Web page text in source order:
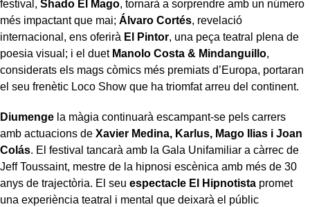
festival, Shado El Mago, tornarà a sorprendre amb un número
més impactant que mai; Álvaro Cortés, revelació
internacional, ens oferirà El Pintor, una peça teatral plena de
poesia visual; i el duet Manolo Costa & Mindanguillo,
considerats els mags còmics més premiats d’Europa, portaran
el seu frenètic Loco Show que ha triomfat arreu del continent.
Diumenge la màgia continuarà escampant-se pels carrers
amb actuacions de Xavier Medina, Karlus, Mago Ilias i Joan
Colás. El festival tancarà amb la Gala Unifamiliar a càrrec de
Jeff Toussaint, mestre de la hipnosi escènica amb més de 30
anys de trajectòria. El seu espectacle El Hipnotista promet
una experiència teatral i mental que deixarà el públic